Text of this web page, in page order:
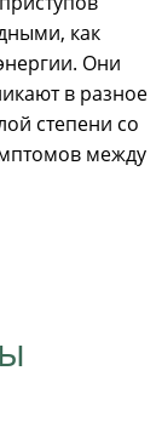
как
Они
в разное
степени со
между